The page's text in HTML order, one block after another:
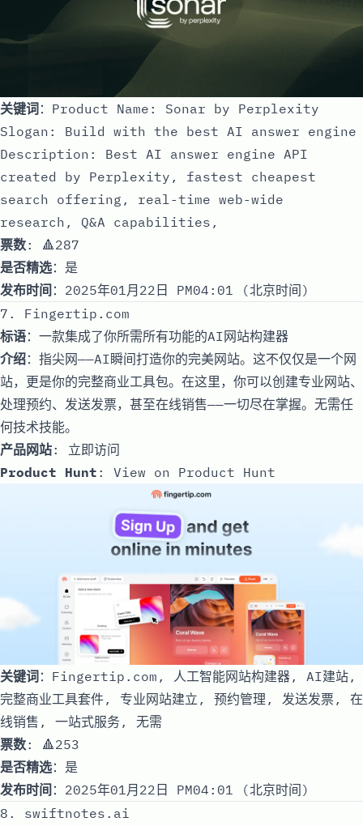
关键词：Product Name: Sonar by Perplexity
Slogan: Build with the best AI answer engine
Description: Best AI answer engine API
created by Perplexity, fastest cheapest
search offering, real-time web-wide
research, Q&A capabilities,
票数: 🔺287
是否精选：是
发布时间 ：2025年01月22日 PM04:01 (北京时间)
7. Fingertip.com
标语：一款集成了你所需所有功能的AI网站构建器
介绍：指尖网——AI瞬间打造你的完美网站。这不仅仅是一个网
站，更是你的完整商业工具包。在这里，你可以创建专业网站、
处理预约、发送发票，甚至在线销售——一切尽在掌握。无需任
何技术技能。
产品网站: 立即访问
Product Hunt : View on Product Hunt
关键词：Fingertip.com, 人工智能网站构建器, AI建站,
完整商业工具套件, 专业网站建立, 预约管理, 发送发票, 在
线销售, 一站式服务, 无需
票数: 🔺253
是否精选：是
发布时间 ：2025年01月22日 PM04:01 (北京时间)
8. swiftnotes.ai